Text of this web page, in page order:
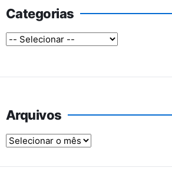
Categorias
Arquivos
Arquivos